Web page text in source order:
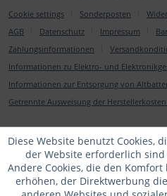
Cookie settings
Sonderposten
AGB
Datenschutz Impressum
Zahlungsinformationen
Informationen zu Elektro- und
Informationen zur Entsorgung von
Getrennte Ausweisung der
Diese Website benutzt Cookies,
der Website erforderlich
Andere Cookies, die den
erhöhen, der Direktwerbung